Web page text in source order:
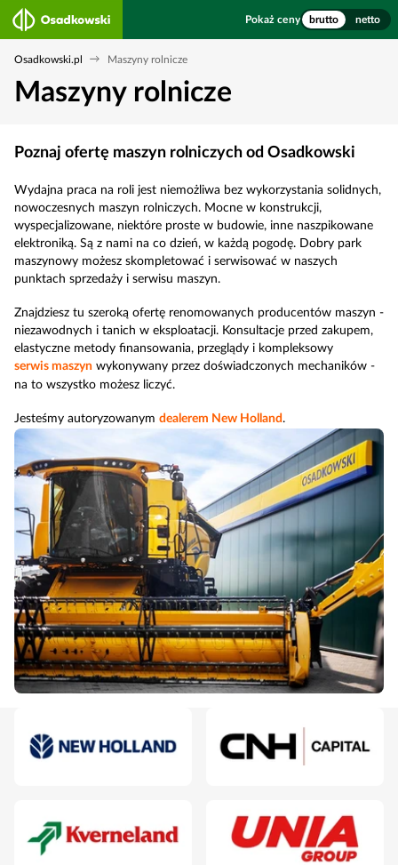
Pokaż ceny brutto netto
Osadkowski.pl Maszyny rolnicze
Maszyny rolnicze
Poznaj ofertę maszyn rolniczych od Osadkowski
Wydajna praca na roli jest niemożliwa bez wykorzystania solidnych,
nowoczesnych maszyn rolniczych. Mocne w konstrukcji,
wyspecjalizowane, niektóre proste w budowie, inne naszpikowane
elektroniką. Są z nami na co dzień, w każdą pogodę. Dobry park
maszynowy możesz skompletować i serwisować w naszych
punktach sprzedaży i serwisu maszyn.
Znajdziesz tu szeroką ofertę renomowanych producentów maszyn -
niezawodnych i tanich w eksploatacji. Konsultacje przed zakupem,
elastyczne metody finansowania, przeglądy i kompleksowy
serwis maszyn wykonywany przez doświadczonych mechaników -
na to wszystko możesz liczyć.
Jesteśmy autoryzowanym dealerem New Holland.